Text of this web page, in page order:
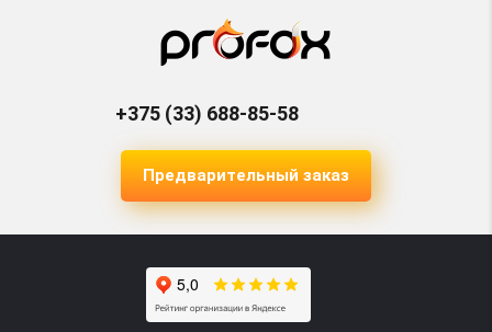
Создание сайта услуг
Разработка сайта форума
Сайт-портфолио
Интернет-портал
Информационный сайт
+375 (33) 688-85-58
Предварительный заказ